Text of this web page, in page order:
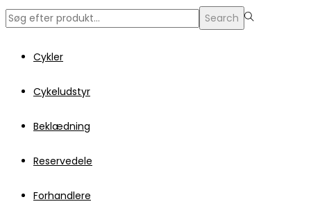
Search
Search
Cykler
Cykeludstyr
Beklædning
Reservedele
Forhandlere